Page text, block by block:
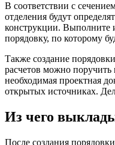
В соответствии с
отделения будут
конструкции. Выполните
порядовку, по которому
Также создание
расчетов можно
необходимая проектная
открытых источниках.
Из чего
После создания